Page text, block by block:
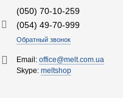
(050) 70-10-259
(054) 49-70-999
Обратный звонок
Email:office@melt.com.ua
Skype:meltshop